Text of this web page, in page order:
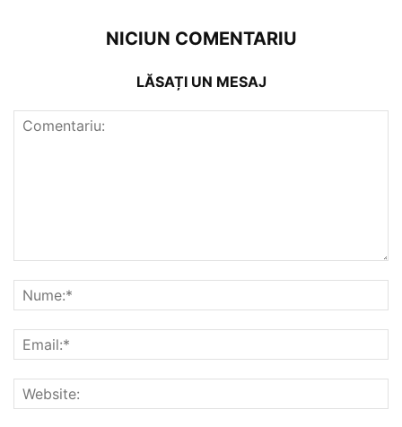
NICIUN COMENTARIU
LĂSAȚI UN MESAJ